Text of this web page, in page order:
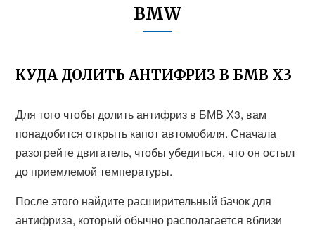
BMW
КУДА ДОЛИТЬ АНТИФРИЗ В БМВ Х3
Для того чтобы долить антифриз в БМВ Х3, вам
понадобится открыть капот автомобиля. Сначала
разогрейте двигатель, чтобы убедиться, что он остыл
до приемлемой температуры.
После этого найдите расширительный бачок для
антифриза, который обычно располагается вблизи